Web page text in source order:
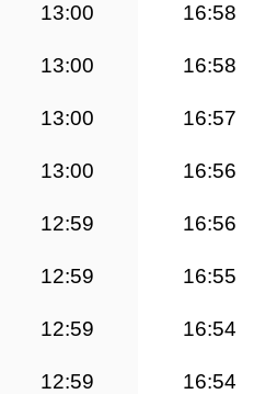
13:00 16:58
13:00 16:58
13:00 16:57
13:00 16:56
12:59 16:56
12:59 16:55
12:59 16:54
12:59 16:54